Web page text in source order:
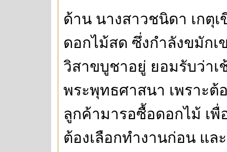
ด้าน นางสาวชนิดา เกตุเ
ดอกไม้สด ซึ่งกำลังขมัก
วิสาขบูชาอยู่ ยอมรับว่าเ
พระพุทธศาสนา เพราะต้
ลูกค้ามารอซื้อดอกไม้ เ
ต้องเลือกทำงานก่อน แล